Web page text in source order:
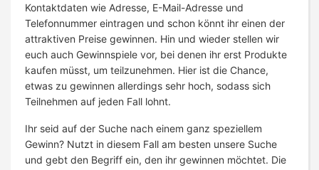
Kontaktdaten wie Adresse, E-Mail-Adresse und
Telefonnummer eintragen und schon könnt ihr einen der
attraktiven Preise gewinnen. Hin und wieder stellen wir
euch auch Gewinnspiele vor, bei denen ihr erst Produkte
kaufen müsst, um teilzunehmen. Hier ist die Chance,
etwas zu gewinnen allerdings sehr hoch, sodass sich
Teilnehmen auf jeden Fall lohnt.
Ihr seid auf der Suche nach einem ganz speziellem
Gewinn? Nutzt in diesem Fall am besten unsere Suche
und gebt den Begriff ein, den ihr gewinnen möchtet. Die